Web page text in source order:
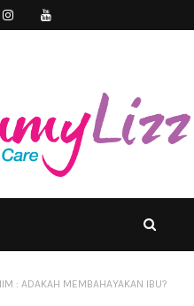
: ADAKAH MEMBAHAYAKAN IBU?